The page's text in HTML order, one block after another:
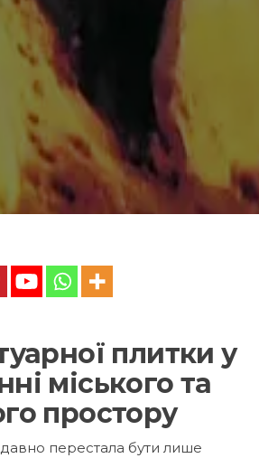
плитки у
міського та
простору
перестала бути лише